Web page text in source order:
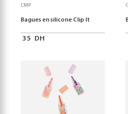
CMP
Bagues en silicone Clip It
35 DH